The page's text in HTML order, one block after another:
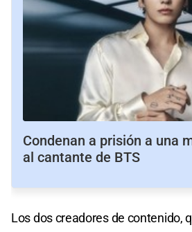
Condenan a prisión a una
al cantante de BTS
Los dos creadores de contenido,